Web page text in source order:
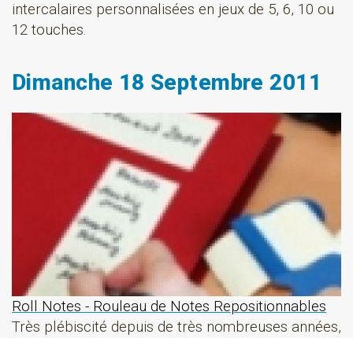
intercalaires personnalisées en jeux de 5, 6, 10 ou
12 touches.
Dimanche 18 Septembre 2011
Roll Notes - Rouleau de Notes Repositionnables
Très plébiscité depuis de très nombreuses années,